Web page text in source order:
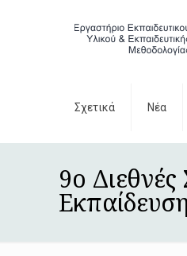
Σχετικά Νέα
9ο
Εκπαίδευση